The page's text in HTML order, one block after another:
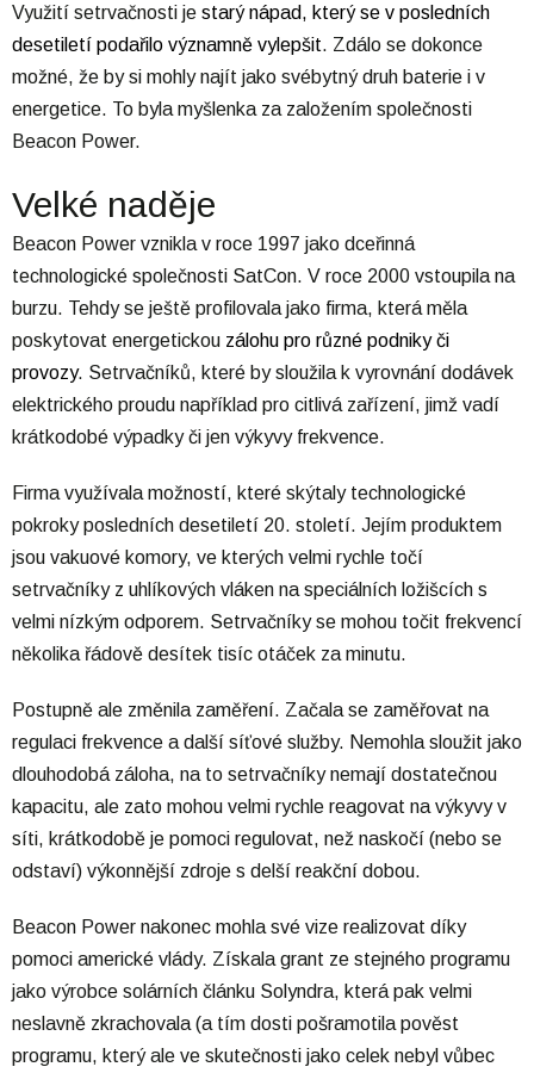
Využití setrvačnosti je starý nápad, který se v posledních
desetiletí podařilo významně vylepšit. Zdálo se dokonce
možné, že by si mohly najít jako svébytný druh baterie i v
energetice. To byla myšlenka za založením společnosti
Beacon Power.
Velké naděje
Beacon Power vznikla v roce 1997 jako dceřinná
technologické společnosti SatCon. V roce 2000 vstoupila na
burzu. Tehdy se ještě profilovala jako firma, která měla
poskytovat energetickou zálohu pro různé podniky či
provozy. Setrvačníků, které by sloužila k vyrovnání dodávek
elektrického proudu například pro citlivá zařízení, jimž vadí
krátkodobé výpadky či jen výkyvy frekvence.
Firma využívala možností, které skýtaly technologické
pokroky posledních desetiletí 20. století. Jejím produktem
jsou vakuové komory, ve kterých velmi rychle točí
setrvačníky z uhlíkových vláken na speciálních ložišcích s
velmi nízkým odporem. Setrvačníky se mohou točit frekvencí
několika řádově desítek tisíc otáček za minutu.
Postupně ale změnila zaměření. Začala se zaměřovat na
regulaci frekvence a další síťové služby. Nemohla sloužit jako
dlouhodobá záloha, na to setrvačníky nemají dostatečnou
kapacitu, ale zato mohou velmi rychle reagovat na výkyvy v
síti, krátkodobě je pomoci regulovat, než naskočí (nebo se
odstaví) výkonnější zdroje s delší reakční dobou.
Beacon Power nakonec mohla své vize realizovat díky
pomoci americké vlády. Získala grant ze stejného programu
jako výrobce solárních článku Solyndra, která pak velmi
neslavně zkrachovala (a tím dosti pošramotila pověst
programu, který ale ve skutečnosti jako celek nebyl vůbec